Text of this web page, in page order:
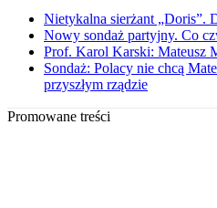
Nietykalna sierżant „Doris”.
Nowy sondaż partyjny. Co
Prof. Karol Karski: Mateusz
Sondaż: Polacy nie chcą
przyszłym rządzie
Promowane treści